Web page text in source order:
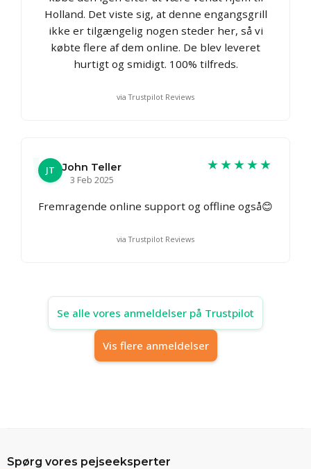
Holland. Det viste sig, at denne engangsgrill
ikke er tilgængelig nogen steder her, så vi
købte flere af dem online. De blev leveret
hurtigt og smidigt. 100% tilfreds.
via Trustpilot Reviews
JT
John Teller
3 Feb 2025
★★★★★
Fremragende online support og offline også😊
via Trustpilot Reviews
Se alle vores anmeldelser på Trustpilot
Vis flere anmeldelser
Spørg vores pejseeksperter